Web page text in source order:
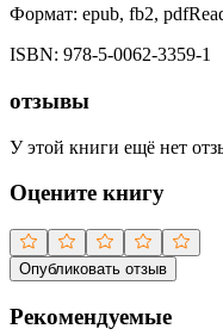
Формат: epub, fb2,
ISBN: 978-5-0062-3359-1
отзывы
У этой книги ещё нет
Оцените книгу
Опубликовать отзыв
Рекомендуемые